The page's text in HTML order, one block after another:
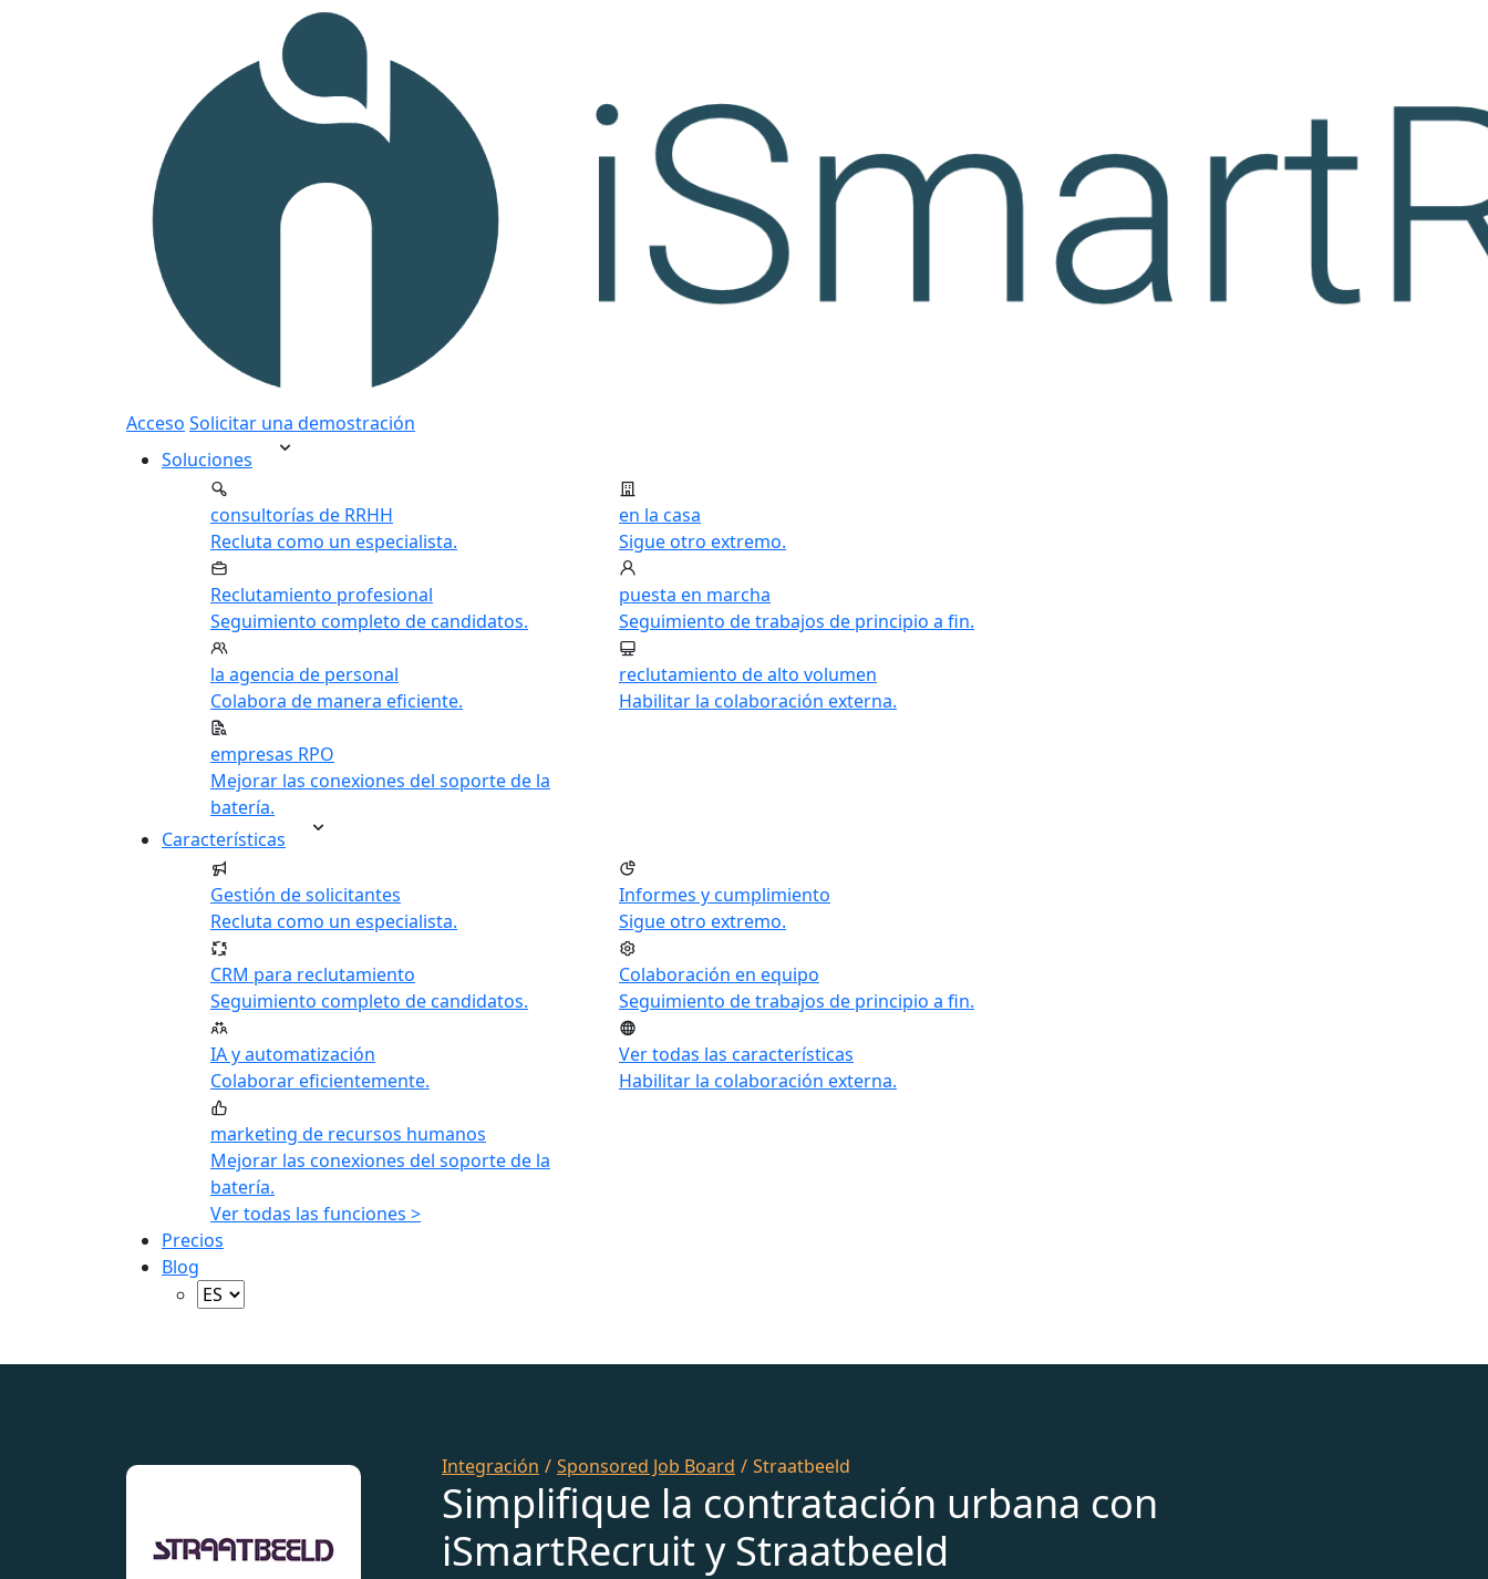
Acceso Solicitar una demostración
Soluciones
consultorías de RRHH
Recluta como un especialista.
Reclutamiento profesional
Seguimiento completo de candidatos.
la agencia de personal
Colabora de manera eficiente.
empresas RPO
Mejorar las conexiones del soporte de la
batería.
en la casa
Sigue otro extremo.
puesta en marcha
Seguimiento de trabajos de principio a fin.
reclutamiento de alto volumen
Habilitar la colaboración externa.
Características
Gestión de solicitantes
Recluta como un especialista.
CRM para reclutamiento
Seguimiento completo de candidatos.
IA y automatización
Colaborar eficientemente.
marketing de recursos humanos
Mejorar las conexiones del soporte de la
batería.
Informes y cumplimiento
Sigue otro extremo.
Colaboración en equipo
Seguimiento de trabajos de principio a fin.
Ver todas las características
Habilitar la colaboración externa.
Ver todas las funciones >
Precios
Blog
Integración / Sponsored Job Board / Straatbeeld
Simplifique la contratación urbana con
iSmartRecruit y Straatbeeld